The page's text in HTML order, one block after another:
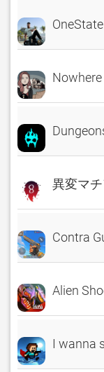
異変マ
Contra
Alien
I wanna